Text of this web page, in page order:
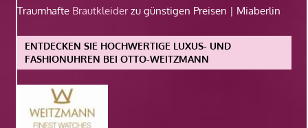
Traumhafte Brautkleiderzu günstigen Preisen | Miaberlin
ENTDECKEN SIE HOCHWERTIGE LUXUS- UND
FASHIONUHREN BEI OTTO-WEITZMANN